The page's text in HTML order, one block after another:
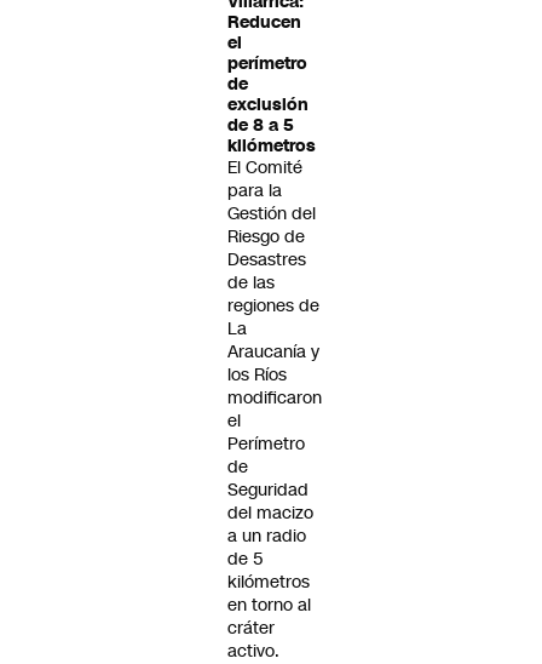
Reducen
el
perímetro
de
exclusión
de 8 a 5
kilómetros
El Comité
para la
Gestión del
Riesgo de
Desastres
de las
regiones de
La
Araucanía y
los Ríos
modificaron
el
Perímetro
de
Seguridad
del macizo
a un radio
de 5
kilómetros
en torno al
cráter
activo.